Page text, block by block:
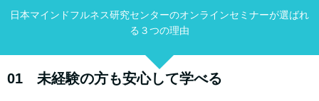
日本マインドフルネス研究センターのオンラインセミナーが選ばれ
る３つの理由
01 未経験の方も安心して学べる